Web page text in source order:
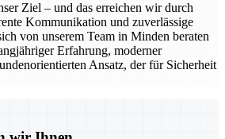
Ziel – und das erreichen wir durch
Kommunikation und zuverlässige
von unserem Team in Minden beraten
Erfahrung, moderner
Ansatz, der für Sicherheit